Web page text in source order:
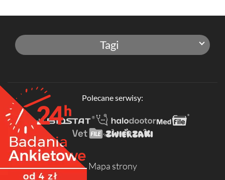
Tagi
Polecane serwisy:
Mapa strony